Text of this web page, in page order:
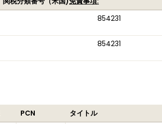
854231
854231
PCN
タイトル